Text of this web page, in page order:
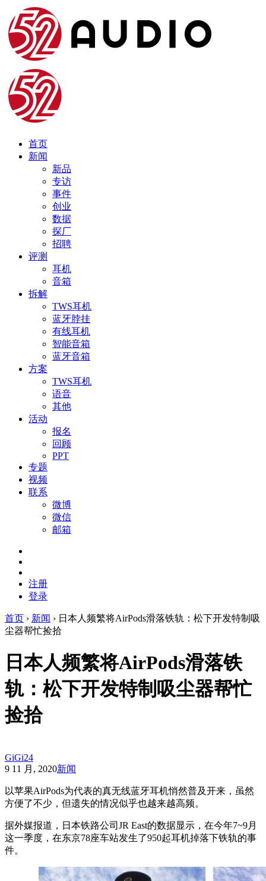
首页
新闻
新品
专访
事件
创业
数据
探厂
招聘
评测
耳机
音箱
拆解
TWS耳机
蓝牙脖挂
有线耳机
智能音箱
蓝牙音箱
方案
TWS耳机
语音
其他
活动
报名
回顾
PPT
专题
视频
联系
微博
微信
邮箱
注册
登录
首页 › 新闻 › 日本人频繁将AirPods滑落铁轨：松下开发特制吸
尘器帮忙捡拾
日本人频繁将AirPods滑落铁
轨：松下开发特制吸尘器帮忙
捡拾
GiGi24
9 11 月, 2020新闻
以苹果AirPods为代表的真无线蓝牙耳机悄然普及开来，虽然
方便了不少，但遗失的情况似乎也越来越高频。
据外媒报道，日本铁路公司JR East的数据显示，在今年7~9月
这一季度，在东京78座车站发生了950起耳机掉落下铁轨的事
件。